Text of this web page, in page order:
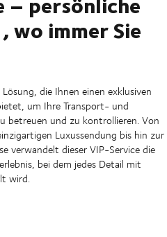
immer Sie
die Ihnen einen exklusiven
um Ihre Transport- und
betreuen und zu kontrollieren. Von
Luxussendung bis hin zur
verwandelt dieser VIP-Service die
bei dem jedes Detail mit
wird.
Unterstützung, wo immer